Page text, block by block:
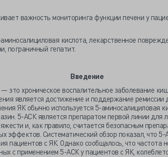
важность мониторинга функции печени у
кислота, лекарственное
пограничный гепатит.
Введение
это хроническое воспалительное заболевание
является достижение и поддержание
ЯК обычно используется 5-аминосалициловая
5-АСК является препаратом первой линии для
и, как правило, считается безопасным
эффектов. Систематический обзор показал, что
пациентов с ЯК. Однако сообщалось, что частота
с применением 5-АСК у пациентов с ЯК,